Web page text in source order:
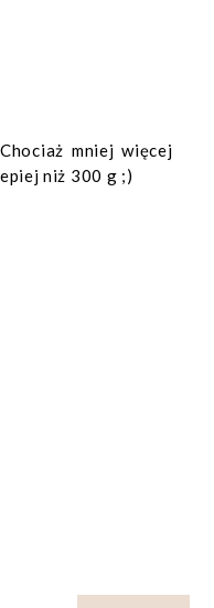
mniej więcej
niż 300 g ;)